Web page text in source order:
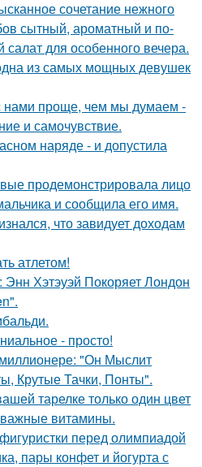
сочетание нежного
сытный, ароматный и по-
для особенного вечера.
из самых мощных девушек
нами проще, чем мы думаем -
и самочувствие.
наряде - и допустила
продемонстрировала лицо
и сообщила его имя.
что завидует доходам
атлетом!
Хэтэуэй Покоряет Лондон
- просто!
"Он Мыслит
Крутые Тачки, Понты".
тарелке только один цвет
важные витамины.
перед олимпиадой
пары конфет и йогурта с